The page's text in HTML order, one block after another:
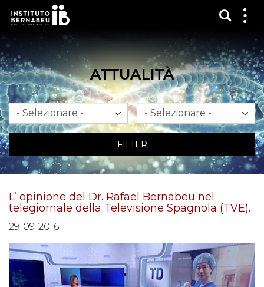
ATTUALITÀ
Mese Anno
FILTER
L’ opinione del Dr. Rafael Bernabeu nel
telegiornale della Televisione Spagnola (TVE).
29-09-2016